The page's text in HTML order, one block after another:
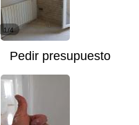
1/4
Pedir presupuesto